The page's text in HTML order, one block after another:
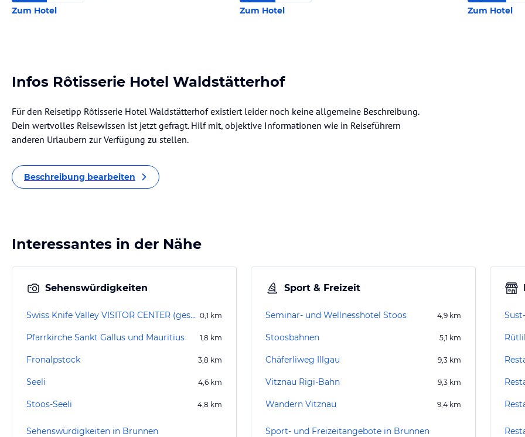
Zum Hotel Zum Hotel Zum Hotel
Infos Rôtisserie Hotel Waldstätterhof
Für den Reisetipp Rôtisserie Hotel Waldstätterhof existiert leider noch keine allgemeine Beschreibung.
Dein wertvolles Reisewissen ist jetzt gefragt. Hilf mit, objektive Informationen wie in Reiseführern
anderen Urlaubern zur Verfügung zu stellen.
Beschreibung bearbeiten
Interessantes in der Nähe
Sehenswürdigkeiten
Swiss Knife Valley VISITOR CENTER (geschlossen) 0,1 km
Pfarrkirche Sankt Gallus und Mauritius 1,8 km
Fronalpstock 3,8 km
Seeli 4,6 km
Stoos-Seeli 4,8 km
Sehenswürdigkeiten in Brunnen
Sport & Freizeit
Seminar- und Wellnesshotel Stoos 4,9 km
Stoosbahnen 5,1 km
Chäferliweg Illgau 9,3 km
Vitznau Rigi-Bahn 9,3 km
Wandern Vitznau 9,4 km
Sport- und Freizeitangebote in Brunnen